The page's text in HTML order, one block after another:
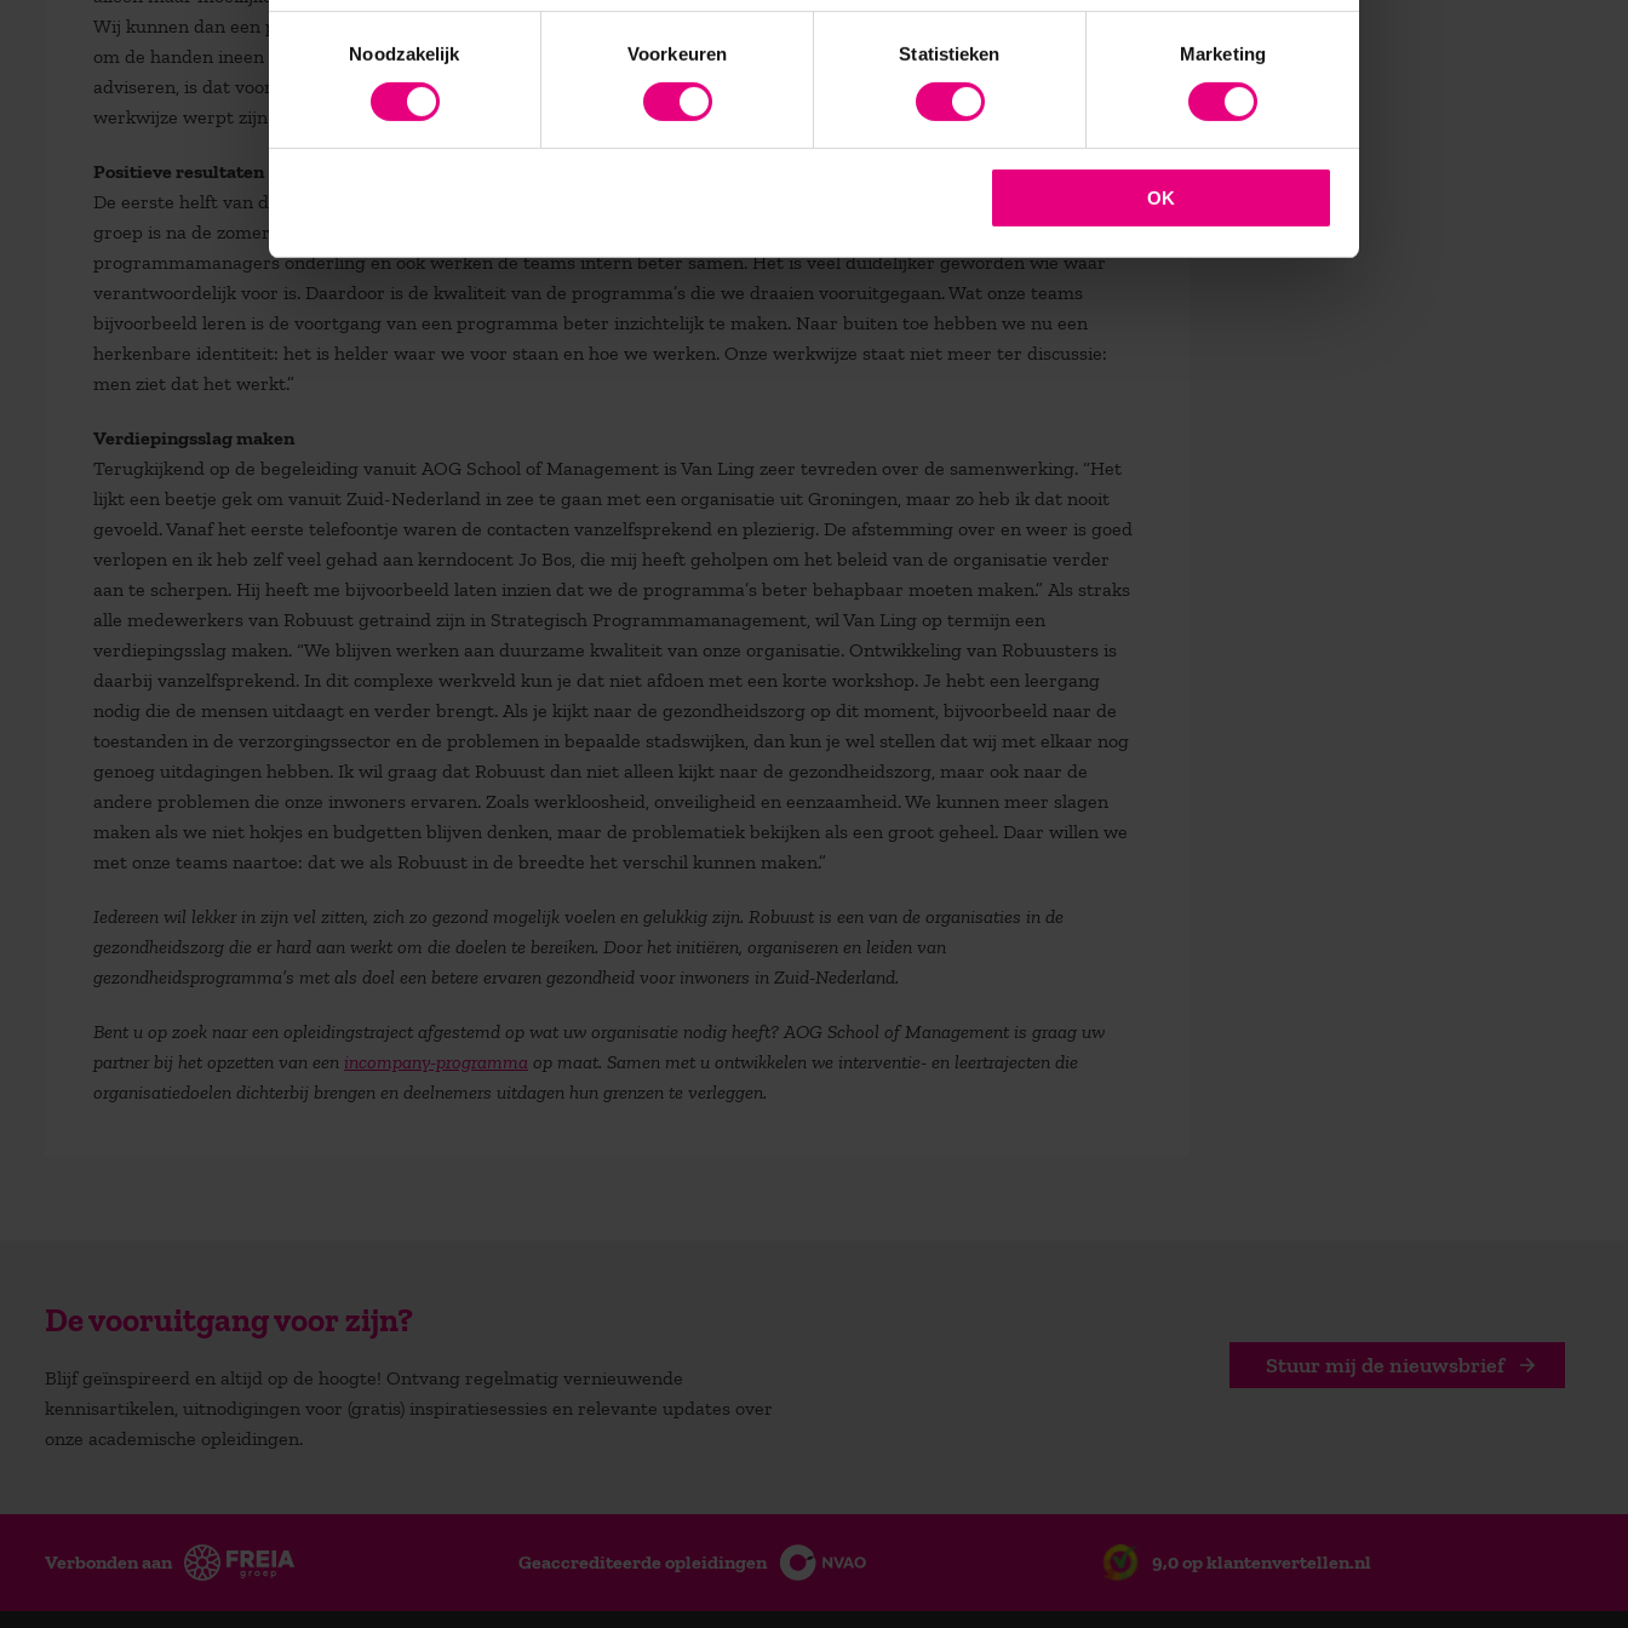
Toestemmingsselectie
Noodzakelijk
Voorkeuren Statistieken Marketing
OK
Wij kunnen dan een project over medicatieveiligheid optuigen binnen het programma, waarbij we alle partijen uitnodigen
om de handen ineen te slaan. Als huisarts, apotheker en specialist beter met elkaar afstemmen welke medicatie ze
adviseren, is dat voor de patiënt duidelijk en scheelt nog eens veel geld. Zo gaan we als procesbegeleiders te werk en die
werkwijze werpt zijn vruchten af.”
Positieve resultaten
De eerste helft van de medewerkers heeft het traject van AOG School of Management inmiddels doorlopen. De tweede
groep is na de zomervakantie gestart. Van Ling is tevreden over de resultaten. “Er is meer samenhang ontstaan tussen de
programmamanagers onderling en ook werken de teams intern beter samen. Het is veel duidelijker geworden wie waar
verantwoordelijk voor is. Daardoor is de kwaliteit van de programma’s die we draaien vooruitgegaan. Wat onze teams
bijvoorbeeld leren is de voortgang van een programma beter inzichtelijk te maken. Naar buiten toe hebben we nu een
herkenbare identiteit: het is helder waar we voor staan en hoe we werken. Onze werkwijze staat niet meer ter discussie:
men ziet dat het werkt.”
Verdiepingsslag maken
Terugkijkend op de begeleiding vanuit AOG School of Management is Van Ling zeer tevreden over de samenwerking. “Het
lijkt een beetje gek om vanuit Zuid-Nederland in zee te gaan met een organisatie uit Groningen, maar zo heb ik dat nooit
gevoeld. Vanaf het eerste telefoontje waren de contacten vanzelfsprekend en plezierig. De afstemming over en weer is goed
verlopen en ik heb zelf veel gehad aan kerndocent Jo Bos, die mij heeft geholpen om het beleid van de organisatie verder
aan te scherpen. Hij heeft me bijvoorbeeld laten inzien dat we de programma’s beter behapbaar moeten maken.” Als straks
alle medewerkers van Robuust getraind zijn in Strategisch Programmamanagement, wil Van Ling op termijn een
verdiepingsslag maken. “We blijven werken aan duurzame kwaliteit van onze organisatie. Ontwikkeling van Robuusters is
daarbij vanzelfsprekend. In dit complexe werkveld kun je dat niet afdoen met een korte workshop. Je hebt een leergang
nodig die de mensen uitdaagt en verder brengt. Als je kijkt naar de gezondheidszorg op dit moment, bijvoorbeeld naar de
toestanden in de verzorgingssector en de problemen in bepaalde stadswijken, dan kun je wel stellen dat wij met elkaar nog
genoeg uitdagingen hebben. Ik wil graag dat Robuust dan niet alleen kijkt naar de gezondheidszorg, maar ook naar de
andere problemen die onze inwoners ervaren. Zoals werkloosheid, onveiligheid en eenzaamheid. We kunnen meer slagen
maken als we niet hokjes en budgetten blijven denken, maar de problematiek bekijken als een groot geheel. Daar willen we
met onze teams naartoe: dat we als Robuust in de breedte het verschil kunnen maken.”
Iedereen wil lekker in zijn vel zitten, zich zo gezond mogelijk voelen en gelukkig zijn. Robuust is een van de organisaties in de
gezondheidszorg die er hard aan werkt om die doelen te bereiken. Door het initiëren, organiseren en leiden van
gezondheidsprogramma’s met als doel een betere ervaren gezondheid voor inwoners in Zuid-Nederland.
Bent u op zoek naar een opleidingstraject afgestemd op wat uw organisatie nodig heeft? AOG School of Management is graag uw
partner bij het opzetten van een incompany-programma op maat. Samen met u ontwikkelen we interventie- en leertrajecten die
organisatiedoelen dichterbij brengen en deelnemers uitdagen hun grenzen te verleggen.
De vooruitgang voor zijn?
Blijf geïnspireerd en altijd op de hoogte! Ontvang regelmatig vernieuwende
kennisartikelen, uitnodigingen voor (gratis) inspiratiesessies en relevante updates over
onze academische opleidingen.
Stuur mij de nieuwsbrief
Verbonden aan Geaccrediteerde opleidingen 9,0 op klantenvertellen.nl